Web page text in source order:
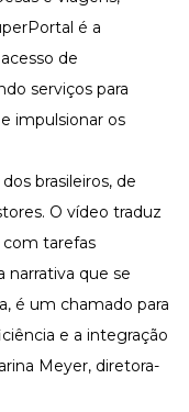
é a
de
serviços para
impulsionar os
brasileiros, de
O vídeo traduz
com tarefas
narrativa que se
é um chamado para
e a integração
Meyer, diretora-